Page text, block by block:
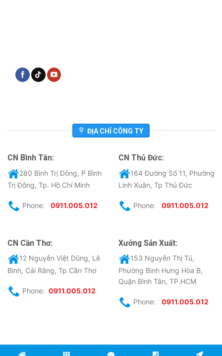
ĐỊA CHỈ CÔNG TY
CN Bình Tân:
280 Bình Trị Đông, P Bình
Trị Đông, Tp. Hồ Chí Minh
Phone: 0911.005.012
CN Thủ Đức:
164 Đường Số 11, Phường
Linh Xuân, Tp Thủ Đức
Phone: 0911.005.012
CN Cần Thơ:
12 Nguyễn Việt Dũng, Lê
Bình, Cái Răng, Tp Cần Thơ
Phone: 0911.005.012
Xưởng Sản Xuất:
153 Nguyễn Thị Tú,
Phường Bình Hưng Hòa B,
Quận Bình Tân, TP.HCM
Phone: 0911.005.012